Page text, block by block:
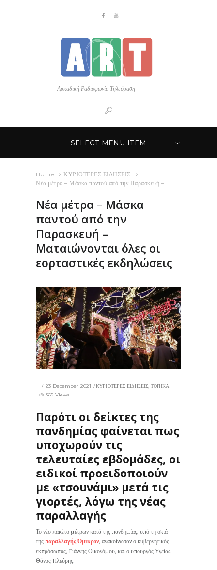
Αρκαδική Ραδιοφωνία Τηλεόραση
SELECT MENU ITEM
Home
ΚΥΡΙΟΤΕΡΕΣ ΕΙΔΗΣΕΙΣ
Νέα μέτρα – Μάσκα παντού από την Παρασκευή –...
Νέα μέτρα – Μάσκα
παντού από την
Παρασκευή –
Ματαιώνονται όλες οι
εορταστικές εκδηλώσεις
23 December 2021 ΚΥΡΙΟΤΕΡΕΣ ΕΙΔΗΣΕΙΣ,ΤΟΠΙΚΑ
365 Views
Παρότι οι δείκτες της
πανδημίας φαίνεται πως
υποχωρούν τις
τελευταίες εβδομάδες, οι
ειδικοί προειδοποιούν
με «τσουνάμι» μετά τις
γιορτές, λόγω της νέας
παραλλαγής
Το νέο πακέτο μέτρων κατά της πανδημίας, υπό τη σκιά
της παραλλαγής Όμικρον, ανακοίνωσαν ο κυβερνητικός
εκπρόσωπος, Γιάννης Οικονόμου, και ο υπουργός Υγείας,
Θάνος Πλεύρης.